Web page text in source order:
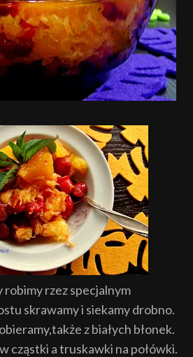
robimy rzez specjalnym
skrawamy i siekamy drobno.
z białych błonek.
cząstki a truskawki na połówki.